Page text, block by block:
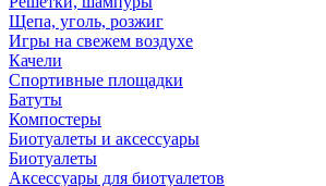
Щепа, уголь, розжиг
Игры на свежем воздухе
Качели
Спортивные площадки
Батуты
Компостеры
Биотуалеты и аксессуары
Биотуалеты
Аксессуары для биотуалетов